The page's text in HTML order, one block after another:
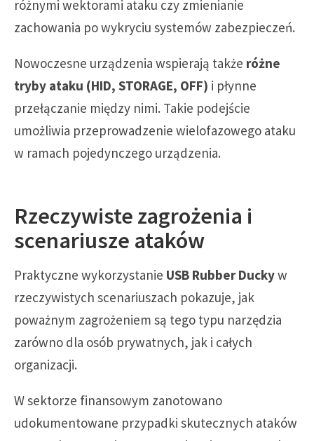
różnymi wektorami ataku czy zmienianie
zachowania po wykryciu systemów zabezpieczeń.
Nowoczesne urządzenia wspierają także różne
tryby ataku (HID, STORAGE, OFF) i płynne
przełączanie między nimi. Takie podejście
umożliwia przeprowadzenie wielofazowego ataku
w ramach pojedynczego urządzenia.
Rzeczywiste zagrożenia i
scenariusze ataków
Praktyczne wykorzystanie USB Rubber Duckyw
rzeczywistych scenariuszach pokazuje, jak
poważnym zagrożeniem są tego typu narzędzia
zarówno dla osób prywatnych, jak i całych
organizacji.
W sektorze finansowym zanotowano
udokumentowane przypadki skutecznych ataków